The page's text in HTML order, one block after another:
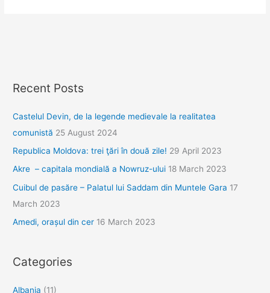
nostru.
Recent Posts
Castelul Devin, de la legende medievale la realitatea
comunistă 25 August 2024
Republica Moldova: trei ţări în două zile! 29 April 2023
Akre – capitala mondială a Nowruz-ului 18 March 2023
Cuibul de pasăre – Palatul lui Saddam din Muntele Gara 17
March 2023
Amedi, orașul din cer 16 March 2023
Categories
Albania (11)